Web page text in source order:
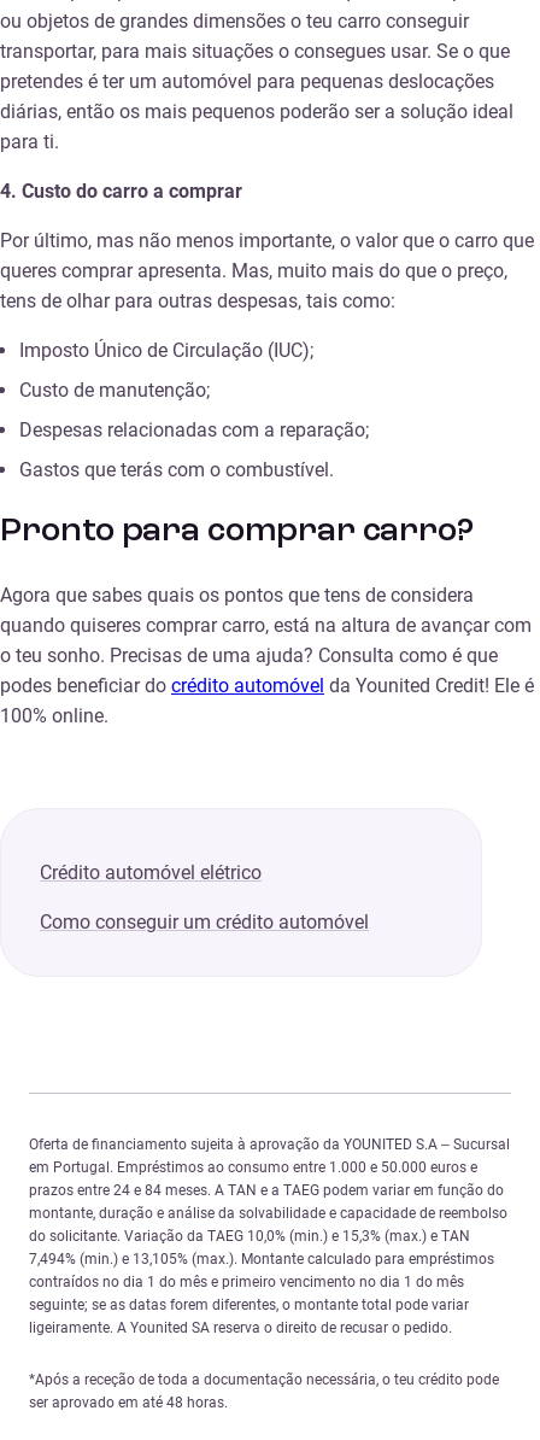
ou objetos de grandes dimensões o teu carro conseguir
transportar, para mais situações o consegues usar. Se o que
pretendes é ter um automóvel para pequenas deslocações
diárias, então os mais pequenos poderão ser a solução ideal
para ti.
4. Custo do carro a comprar
Por último, mas não menos importante, o valor que o carro que
queres comprar apresenta. Mas, muito mais do que o preço,
tens de olhar para outras despesas, tais como:
Imposto Único de Circulação (IUC);
Custo de manutenção;
Despesas relacionadas com a reparação;
Gastos que terás com o combustível.
Pronto para comprar carro?
Agora que sabes quais os pontos que tens de considera
quando quiseres comprar carro, está na altura de avançar com
o teu sonho. Precisas de uma ajuda? Consulta como é que
podes beneficiar do crédito automóvel da Younited Credit! Ele é
100% online.
Crédito automóvel elétrico
Como conseguir um crédito automóvel
Oferta de financiamento sujeita à aprovação da YOUNITED S.A – Sucursal
em Portugal. Empréstimos ao consumo entre 1.000 e 50.000 euros e
prazos entre 24 e 84 meses. A TAN e a TAEG podem variar em função do
montante, duração e análise da solvabilidade e capacidade de reembolso
do solicitante. Variação da TAEG 10,0% (min.) e 15,3% (max.) e TAN
7,494% (min.) e 13,105% (max.). Montante calculado para empréstimos
contraídos no dia 1 do mês e primeiro vencimento no dia 1 do mês
seguinte; se as datas forem diferentes, o montante total pode variar
ligeiramente. A Younited SA reserva o direito de recusar o pedido.
*Após a receção de toda a documentação necessária, o teu crédito pode
ser aprovado em até 48 horas.